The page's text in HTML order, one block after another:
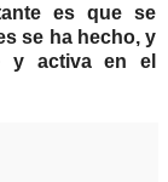
es que se
se ha hecho, y
y activa en el